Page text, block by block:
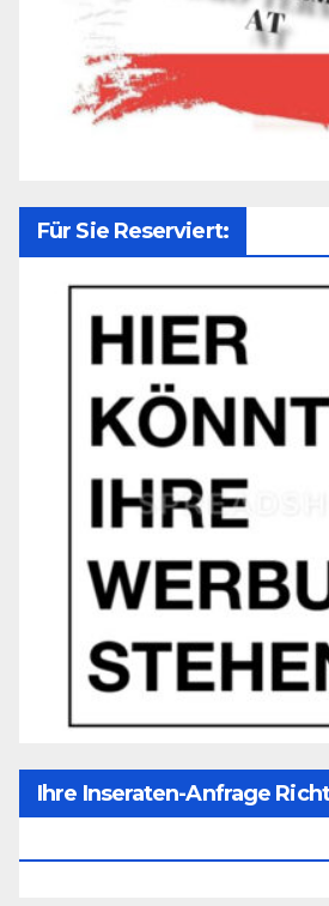
Für Sie Reserviert:
Ihre Inseraten-Anfrage